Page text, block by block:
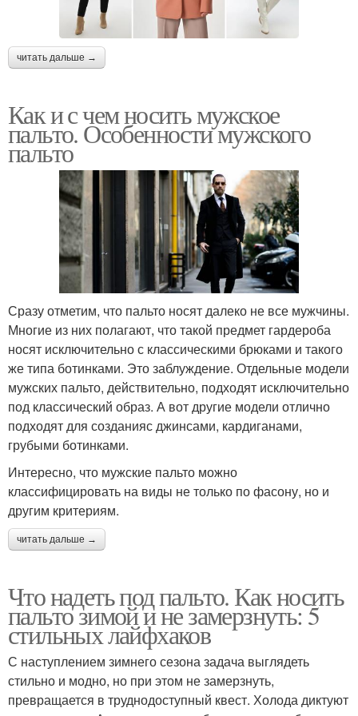
читать дальше →
Как и с чем носить мужское
пальто. Особенности мужского
пальто
Сразу отметим, что пальто носят далеко не все мужчины.
Многие из них полагают, что такой предмет гардероба
носят исключительно с классическими брюками и такого
же типа ботинками. Это заблуждение. Отдельные модели
мужских пальто, действительно, подходят исключительно
под классический образ. А вот другие модели отлично
подходят для созданияс джинсами, кардиганами,
грубыми ботинками.
Интересно, что мужские пальто можно
классифицировать на виды не только по фасону, но и
другим критериям.
читать дальше →
Что надеть под пальто. Как носить
пальто зимой и не замерзнуть: 5
стильных лайфхаков
С наступлением зимнего сезона задача выглядеть
стильно и модно, но при этом не замерзнуть,
превращается в труднодоступный квест. Холода диктуют